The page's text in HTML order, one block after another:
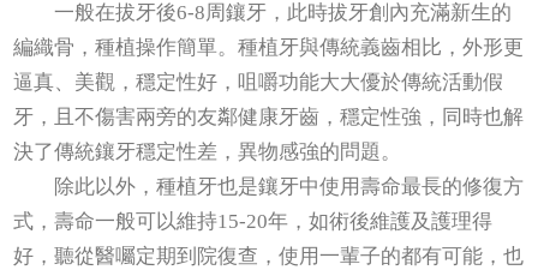
一般在拔牙後6-8周鑲牙，此時拔牙創內充滿新生的
編織骨，種植操作簡單。種植牙與傳統義齒相比，外形更
逼真、美觀，穩定性好，咀嚼功能大大優於傳統活動假
牙，且不傷害兩旁的友鄰健康牙齒，穩定性強，同時也解
決了傳統鑲牙穩定性差，異物感強的問題。
除此以外，種植牙也是鑲牙中使用壽命最長的修復方
式，壽命一般可以維持15-20年，如術後維護及護理得
好，聽從醫囑定期到院復查，使用一輩子的都有可能，也